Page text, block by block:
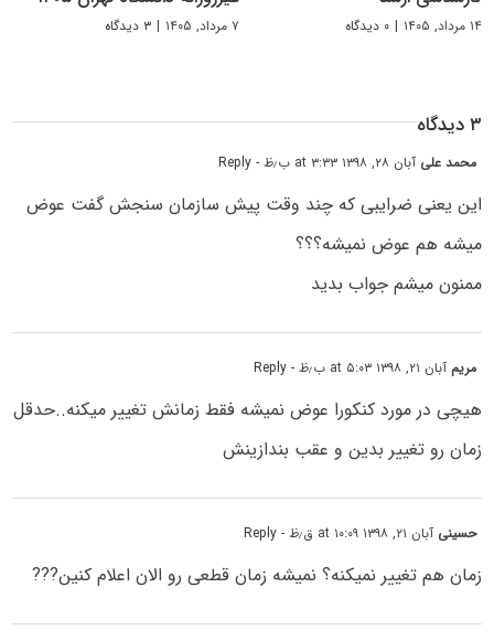
۱۴ مرداد, ۱۴۰۵ | ۰ دیدگاه ۷ مرداد, ۱۴۰۵ | ۳ دیدگاه
۳ دیدگاه
محمد علی آبان ۲۸, ۱۳۹۸ at ۳:۳۳ ب٫ظ - Reply
این یعنی ضرایبی که چند وقت پیش سازمان سنجش گفت عوض
میشه هم عوض نمیشه؟؟؟
ممنون میشم جواب بدید
مریم آبان ۲۱, ۱۳۹۸ at ۵:۰۳ ب٫ظ - Reply
هیچی در مورد کنکورا عوض نمیشه فقط زمانش تغییر میکنه..حدقل
زمان رو تغییر بدین و عقب بندازینش
حسینی آبان ۲۱, ۱۳۹۸ at ۱۰:۰۹ ق٫ظ - Reply
زمان هم تغییر نمیکنه؟ نمیشه زمان قطعی رو الان اعلام کنین???